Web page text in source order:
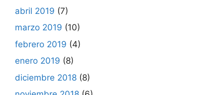
abril 2019 (7)
marzo 2019 (10)
febrero 2019 (4)
enero 2019 (8)
diciembre 2018 (8)